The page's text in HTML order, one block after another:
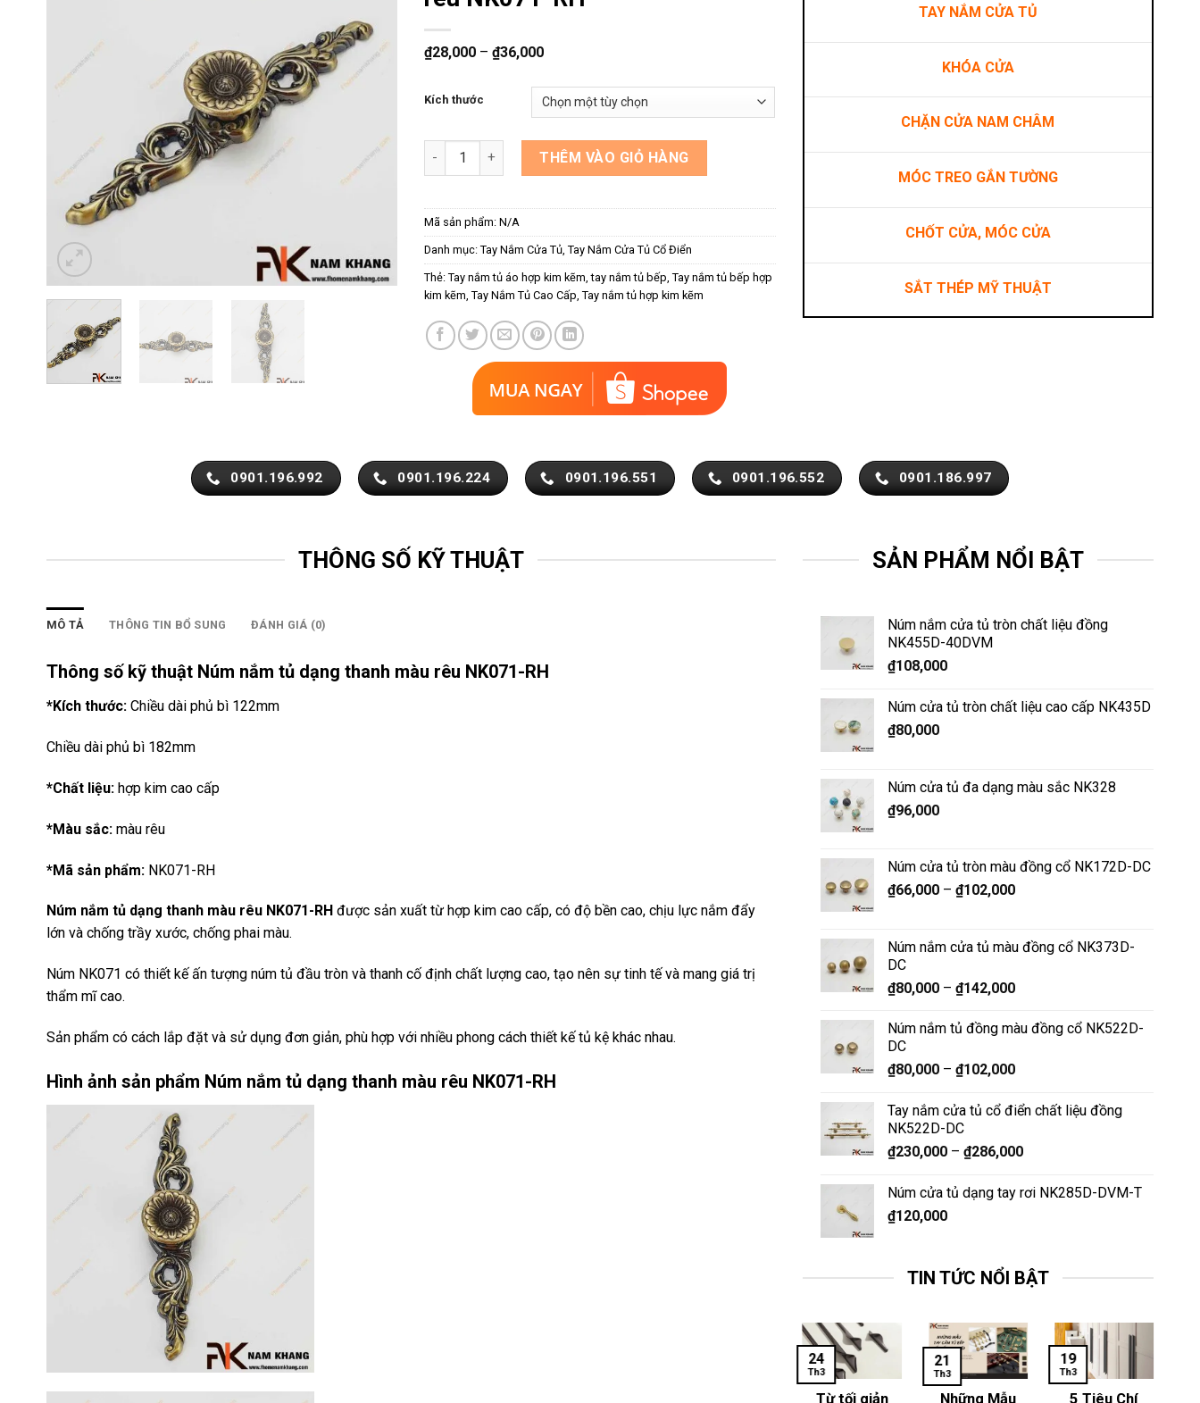
₫28,000 –₫36,000
Kích thước
Núm nắm tủ dạng thanh màu rêu NK071-RH số lượng
THÊM VÀO GIỎ HÀNG
Mã sản phẩm:N/A
Danh mục:Tay Nắm Cửa Tủ,Tay Nắm Cửa Tủ Cổ Điển
Thẻ:Tay nắm tủ áo hợp kim kẽm,tay nắm tủ bếp,Tay nắm tủ bếp hợp
kim kẽm,Tay Nắm Tủ Cao Cấp,Tay nắm tủ hợp kim kẽm
TAY NẮM CỬA TỦ
KHÓA CỬA
CHẶN CỬA NAM CHÂM
MÓC TREO GẮN TƯỜNG
CHỐT CỬA, MÓC CỬA
SẮT THÉP MỸ THUẬT
0901.196.992 0901.196.224 0901.196.551 0901.196.552 0901.186.997
THÔNG SỐ KỸ THUẬT
MÔ TẢ THÔNG TIN BỔ SUNG ĐÁNH GIÁ (0)
Thông số kỹ thuật Núm nắm tủ dạng thanh màu rêu NK071-RH
*Kích thước: Chiều dài phủ bì 122mm
Chiều dài phủ bì 182mm
*Chất liệu: hợp kim cao cấp
*Màu sắc: màu rêu
*Mã sản phẩm: NK071-RH
Núm nắm tủ dạng thanh màu rêu NK071-RH được sản xuất từ hợp kim cao cấp, có độ bền cao, chịu lực nắm đẩy
lớn và chống trầy xước, chống phai màu.
Núm NK071 có thiết kế ấn tượng núm tủ đầu tròn và thanh cố định chất lượng cao, tạo nên sự tinh tế và mang giá trị
thẩm mĩ cao.
Sản phẩm có cách lắp đặt và sử dụng đơn giản, phù hợp với nhiều phong cách thiết kế tủ kệ khác nhau.
Hình ảnh sản phẩm Núm nắm tủ dạng thanh màu rêu NK071-RH
SẢN PHẨM NỔI BẬT
Núm nắm cửa tủ tròn chất liệu đồng
NK455D-40DVM
₫108,000
Núm cửa tủ tròn chất liệu cao cấp NK435D
₫80,000
Núm cửa tủ đa dạng màu sắc NK328
₫96,000
Núm cửa tủ tròn màu đồng cổ NK172D-DC
₫66,000 –₫102,000
Núm nắm cửa tủ màu đồng cổ NK373D-
DC
₫80,000 –₫142,000
Núm nắm tủ đồng màu đồng cổ NK522D-
DC
₫80,000 –₫102,000
Tay nắm cửa tủ cổ điển chất liệu đồng
NK522D-DC
₫230,000 –₫286,000
Núm cửa tủ dạng tay rơi NK285D-DVM-T
₫120,000
TIN TỨC NỔI BẬT
Từ tối giản
24
Th3
Những Mẫu
21
Th3
5 Tiêu Chí
19
Th3
17
Th3